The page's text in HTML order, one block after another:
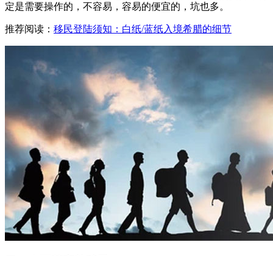
定是需要操作的，不容易，容易的便宜的，坑也多。
推荐阅读： 移民登陆须知：白纸/蓝纸入境希腊的细节